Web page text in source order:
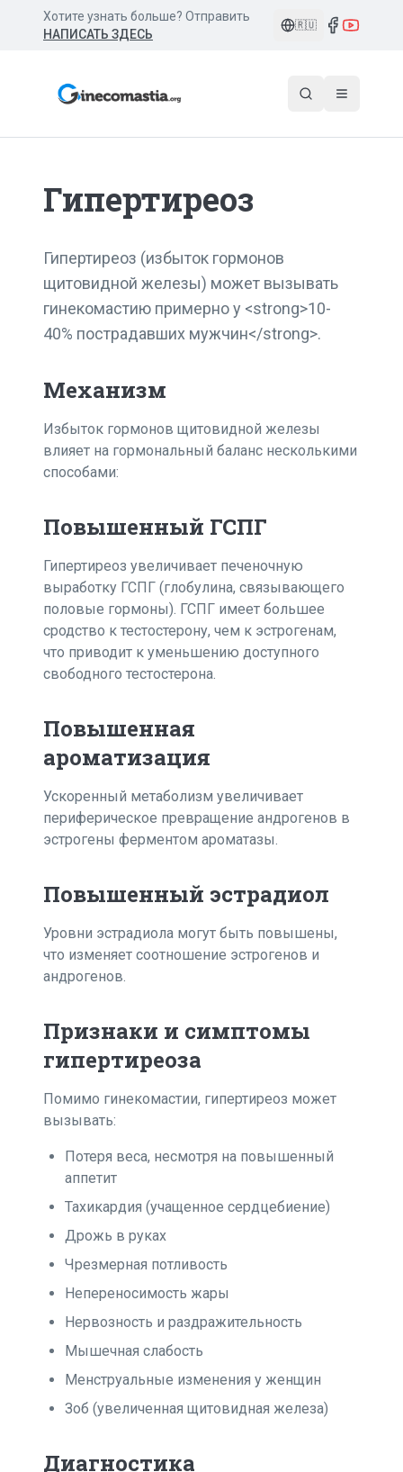
Хотите узнать больше? Отправить
НАПИСАТЬ ЗДЕСЬ
🇷🇺
Гипертиреоз
Гипертиреоз (избыток гормонов
щитовидной железы) может вызывать
гинекомастию примерно у <strong>10-
40% пострадавших мужчин</strong>.
Механизм
Избыток гормонов щитовидной железы
влияет на гормональный баланс несколькими
способами:
Повышенный ГСПГ
Гипертиреоз увеличивает печеночную
выработку ГСПГ (глобулина, связывающего
половые гормоны). ГСПГ имеет большее
сродство к тестостерону, чем к эстрогенам,
что приводит к уменьшению доступного
свободного тестостерона.
Повышенная
ароматизация
Ускоренный метаболизм увеличивает
периферическое превращение андрогенов в
эстрогены ферментом ароматазы.
Повышенный эстрадиол
Уровни эстрадиола могут быть повышены,
что изменяет соотношение эстрогенов и
андрогенов.
Признаки и симптомы
гипертиреоза
Помимо гинекомастии, гипертиреоз может
вызывать:
Потеря веса, несмотря на повышенный
аппетит
Тахикардия (учащенное сердцебиение)
Дрожь в руках
Чрезмерная потливость
Непереносимость жары
Нервозность и раздражительность
Мышечная слабость
Менструальные изменения у женщин
Зоб (увеличенная щитовидная железа)
Диагностика